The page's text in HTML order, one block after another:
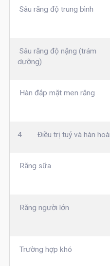
Sâu răng độ trung bình
Sâu răng độ nặng (trám
dưỡng)
Hàn đắp mặt men răng
4 Điều trị tuỷ và hàn
Răng sữa
Răng người lớn
Trường hợp khó